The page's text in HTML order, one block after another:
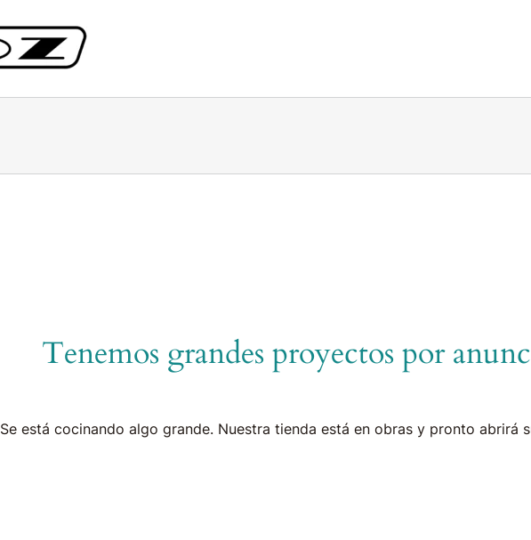
Tenemos grandes proyectos por
Se está cocinando algo grande. Nuestra tienda está en obras y pronto abrirá